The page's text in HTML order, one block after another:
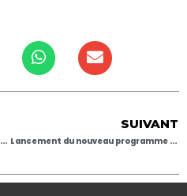
Troisième journée annuelle des nouveaux chiropracteurs
SUIVANT
Lancement du nouveau programme de formation bilingue en chiropraxie à l’IFEC